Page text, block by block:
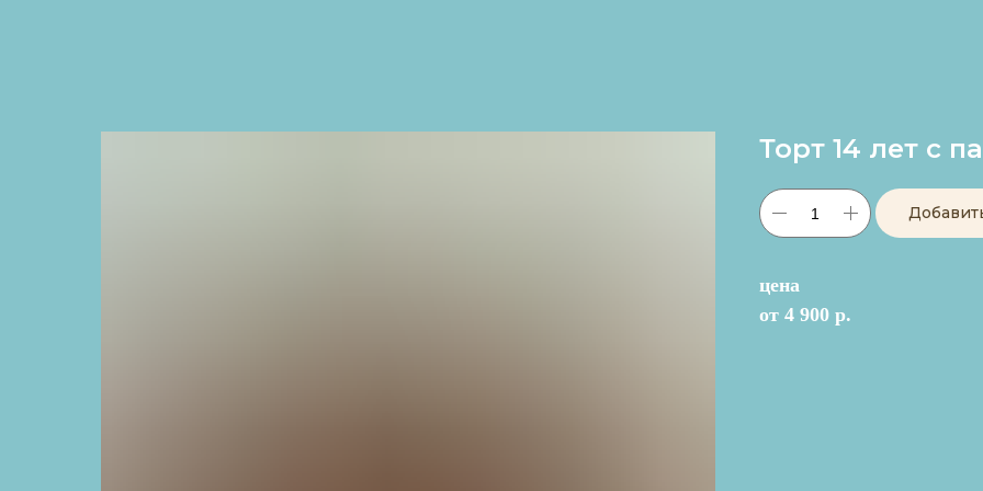
Торт 14 лет с
цена
от 4 900 р.